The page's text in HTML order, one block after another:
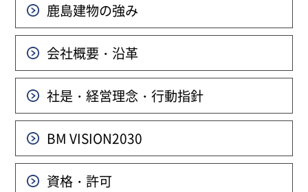
鹿島建物の強み
会社概要・沿革
社是・経営理念・行動指針
BM VISION2030
資格・許可